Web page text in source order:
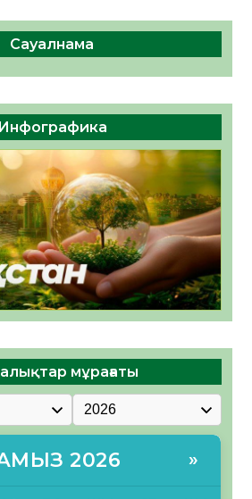
Сауалнама
Инфографика
мұрағаты
2026 »